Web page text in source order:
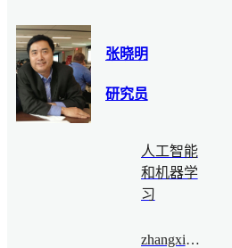
张晓明
研究员
人工智能
和机器学
习
zhangxiaoming@bimsa.cn